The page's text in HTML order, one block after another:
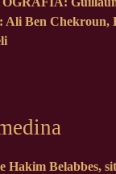
Ben Chekroun,
Hakim Belabbes,